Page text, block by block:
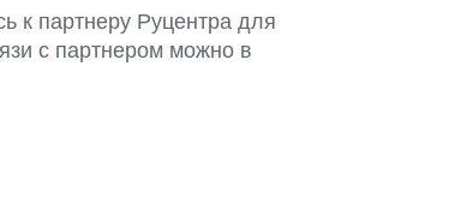
к партнеру Руцентра для
с партнером можно в